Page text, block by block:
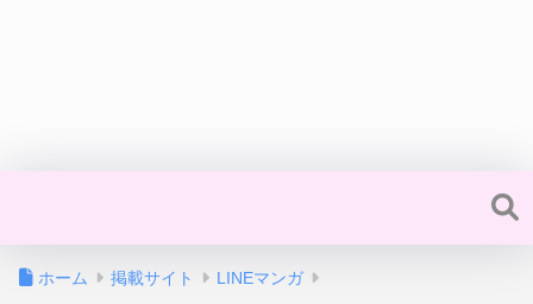
ホーム 掲載サイト LINEマンガ